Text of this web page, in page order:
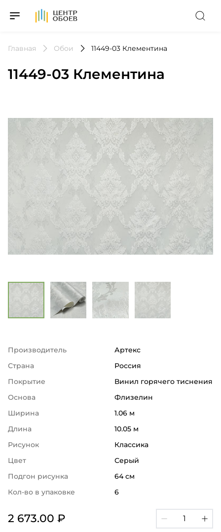
На Главную
Главная Обои 11449-03 Клементина
11449-03 Клементина
Производитель
Артекс
Страна
Россия
Покрытие
Винил горячего тиснения
Основа
Флизелин
Ширина
1.06 м
Длина
10.05 м
Рисунок
Классика
Цвет
Серый
Подгон рисунка
64 см
Кол-во в упаковке
6
2 673.00 ₽